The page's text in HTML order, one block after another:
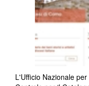
L'Ufficio Nazionale